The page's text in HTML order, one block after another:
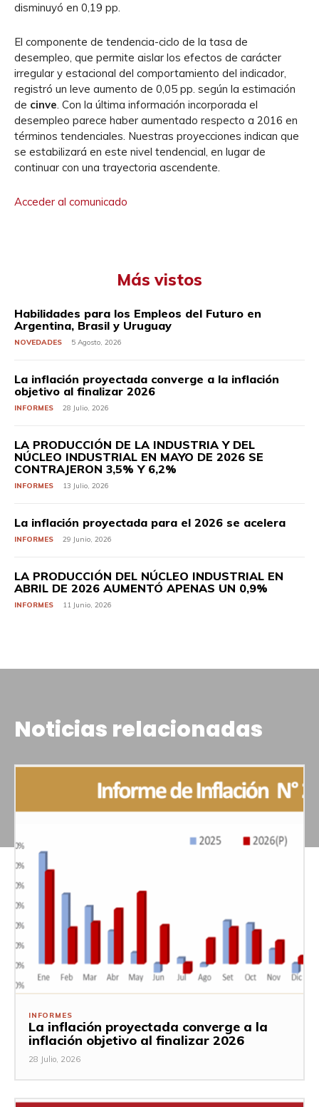
disminuyó en 0,19 pp.
El componente de tendencia-ciclo de la tasa de
desempleo, que permite aislar los efectos de carácter
irregular y estacional del comportamiento del indicador,
registró un leve aumento de 0,05 pp. según la estimación
de cinve. Con la última información incorporada el
desempleo parece haber aumentado respecto a 2016 en
términos tendenciales. Nuestras proyecciones indican que
se estabilizará en este nivel tendencial, en lugar de
continuar con una trayectoria ascendente.
Acceder al comunicado
Más vistos
Habilidades para los Empleos del Futuro en
Argentina, Brasil y Uruguay
NOVEDADES 5 Agosto, 2026
La inflación proyectada converge a la inflación
objetivo al finalizar 2026
INFORMES 28 Julio, 2026
LA PRODUCCIÓN DE LA INDUSTRIA Y DEL
NÚCLEO INDUSTRIAL EN MAYO DE 2026 SE
CONTRAJERON 3,5% Y 6,2%
INFORMES 13 Julio, 2026
La inflación proyectada para el 2026 se acelera
INFORMES 29 Junio, 2026
LA PRODUCCIÓN DEL NÚCLEO INDUSTRIAL EN
ABRIL DE 2026 AUMENTÓ APENAS UN 0,9%
INFORMES 11 Junio, 2026
Noticias relacionadas
INFORMES
La inflación proyectada converge a la
inflación objetivo al finalizar 2026
28 Julio, 2026